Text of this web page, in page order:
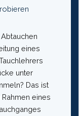
eines
unter
Das ist
eines